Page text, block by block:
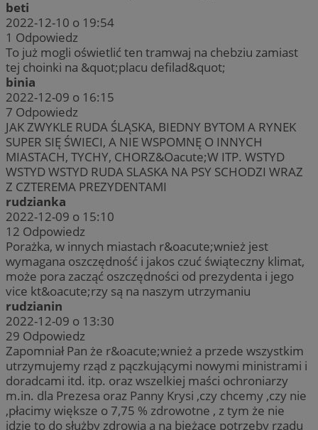
beti
2022-12-10 o 19:54
1 Odpowiedz
To już mogli oświetlić ten tramwaj na chebziu zamiast
tej choinki na &quot;placu defilad&quot;
binia
2022-12-09 o 16:15
7 Odpowiedz
JAK ZWYKLE RUDA ŚLĄSKA, BIEDNY BYTOM A RYNEK
SUPER SIĘ ŚWIECI, A NIE WSPOMNĘ O INNYCH
MIASTACH, TYCHY, CHORZ&Oacute;W ITP. WSTYD
WSTYD WSTYD RUDA SLASKA NA PSY SCHODZI WRAZ
Z CZTEREMA PREZYDENTAMI
rudzianka
2022-12-09 o 15:10
12 Odpowiedz
Porażka, w innych miastach r&oacute;wnież jest
wymagana oszczędność i jakos czuć świąteczny klimat,
może pora zacząć oszczędności od prezydenta i jego
vice kt&oacute;rzy są na naszym utrzymaniu
rudzianin
2022-12-09 o 13:30
29 Odpowiedz
Zapomniał Pan że r&oacute;wnież a przede wszystkim
utrzymujemy rząd z pączkującymi nowymi ministrami i
doradcami itd. itp. oraz wszelkiej maści ochroniarzy
m.in. dla Prezesa oraz Panny Krysi ,czy chcemy ,czy nie
,płacimy większe o 7,75 % zdrowotne , z tym że nie
idzie to do służby zdrowia a na bieżące potrzeby rządu